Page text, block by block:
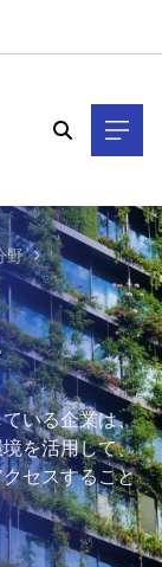
野
いる企業は、
を活用して、
セスすること